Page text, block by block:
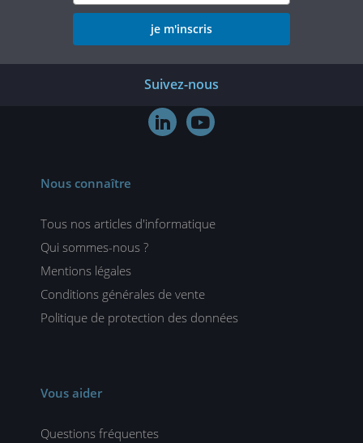
je m'inscris
Suivez-nous
 
Nous connaître
Tous nos articles d'informatique
Qui sommes-nous ?
Mentions légales
Conditions générales de vente
Politique de protection des données
Vous aider
Questions fréquentes